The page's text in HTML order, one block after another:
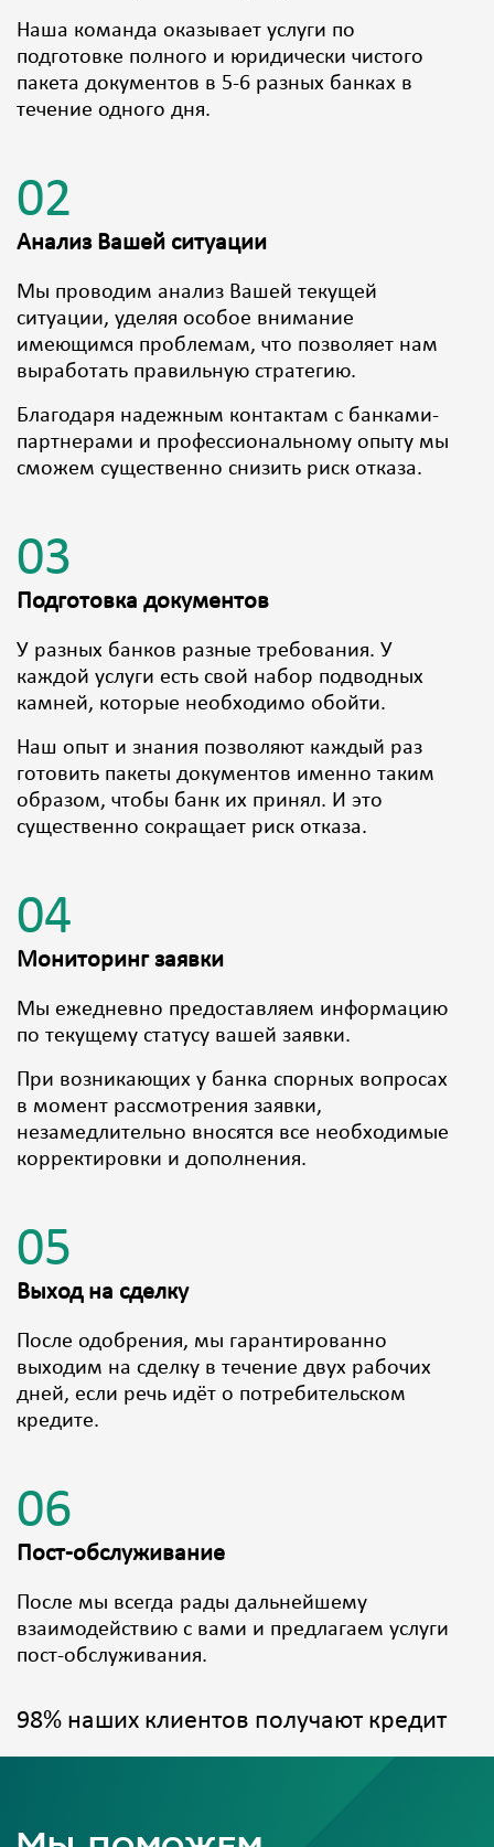
Наша команда оказывает услуги по
подготовке полного и юридически чистого
пакета документов в 5-6 разных банках в
течение одного дня.
02
Анализ Вашей ситуации
Мы проводим анализ Вашей текущей
ситуации, уделяя особое внимание
имеющимся проблемам, что позволяет нам
выработать правильную стратегию.
Благодаря надежным контактам с банками-
партнерами и профессиональному опыту мы
сможем существенно снизить риск отказа.
03
Подготовка документов
У разных банков разные требования. У
каждой услуги есть свой набор подводных
камней, которые необходимо обойти.
Наш опыт и знания позволяют каждый раз
готовить пакеты документов именно таким
образом, чтобы банк их принял. И это
существенно сокращает риск отказа.
04
Мониторинг заявки
Мы ежедневно предоставляем информацию
по текущему статусу вашей заявки.
При возникающих у банка спорных вопросах
в момент рассмотрения заявки,
незамедлительно вносятся все необходимые
корректировки и дополнения.
05
Выход на сделку
После одобрения, мы гарантированно
выходим на сделку в течение двух рабочих
дней, если речь идёт о потребительском
кредите.
06
Пост-обслуживание
После мы всегда рады дальнейшему
взаимодействию с вами и предлагаем услуги
пост-обслуживания.
98% наших клиентов получают кредит